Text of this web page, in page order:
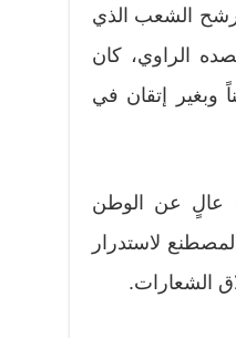
مرشح الشعب الذي
الراوي، كان
وبغير إتقان في
عالٍ عن الوطن
لاستدرار
الشعارات.